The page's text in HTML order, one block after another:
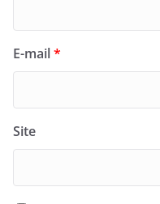
E-mail*
Site